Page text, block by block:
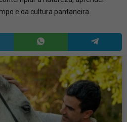
e da cultura pantaneira.